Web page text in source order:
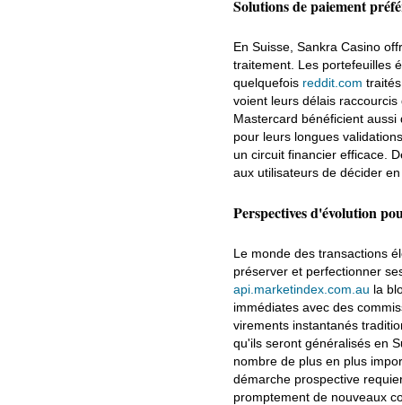
Solutions de paiement
En Suisse, Sankra Casino
traitement. Les portefeuilles
quelquefois reddit.com
voient leurs délais
Mastercard bénéficient
pour leurs longues
un circuit financier efficace.
aux utilisateurs de décider
Perspectives d'évolution
Le monde des transactions
préserver et perfectionner
api.marketindex.com.au la
immédiates avec des
virements instantanés
qu'ils seront généralisés en
nombre de plus en plus
démarche prospective
promptement de nouveaux